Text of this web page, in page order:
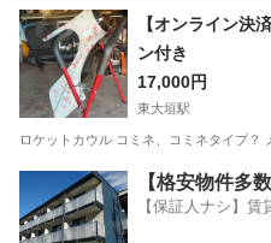
岐阜 大垣市 西大垣駅 スズ
【オンライン
ン付き
17,000円
東大垣駅
ロケットカウル コミネ、コミネタイプ
大垣市 東大垣駅 バイ
【格安物件多
【保証人ナシ】賃